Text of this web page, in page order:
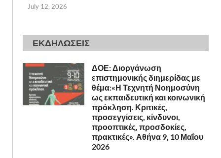
July 12, 2026
ΕΚΔΗΛΩΣΕΙΣ
ΔΟΕ: Διοργάνωση
επιστημονικής διημερίδας με
θέμα:«Η Τεχνητή Νοημοσύνη
ως εκπαιδευτική και κοινωνική
πρόκληση. Κριτικές,
προσεγγίσεις, κίνδυνοι,
προοπτικές, προσδοκίες,
πρακτικές». Αθήνα 9, 10 Μαΐου
2026